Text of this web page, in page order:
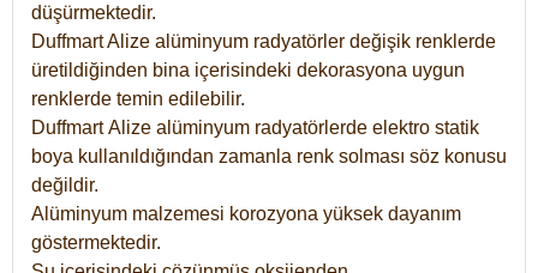
düşürmektedir.
Duffmart Alize alüminyum radyatörler değişik renklerde
üretildiğinden bina içerisindeki dekorasyona uygun
renklerde temin edilebilir.
DuffmartAlize alüminyum radyatörlerde elektro statik
boya kullanıldığından zamanla renk solması söz konusu
değildir.
Alüminyum malzemesi korozyona yüksek dayanım
göstermektedir.